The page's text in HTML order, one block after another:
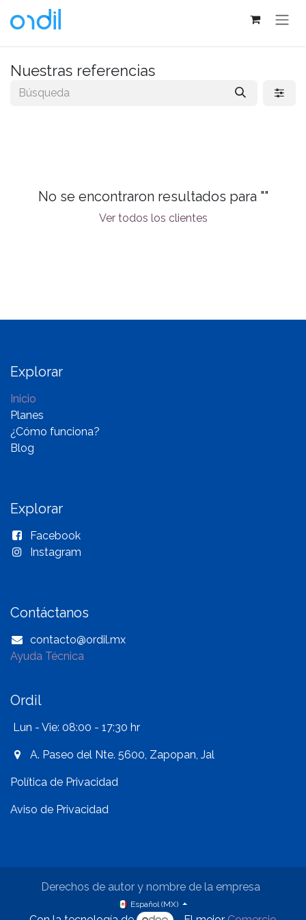
Ir al contenido
Nuestras referencias
No se encontraron resultados para ""
Ver todos los clientes
Explorar
Inicio
Planes
¿Cómo funciona?
Blog
Explorar
Facebook
Instagram
Contáctanos
contacto@ordil.mx
Ayuda Técnica
Ordil
Lun - Vie: 08:00 - 17:30 hr
A. Paseo del Nte. 5600, Zapopan, Jal
Política de Privacidad
Aviso de Privacidad
Derechos de autor y nombre de la empresa
Español (MX)